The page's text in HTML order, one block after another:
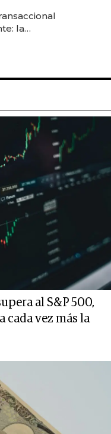
la
al S&P 500,
cada vez más la